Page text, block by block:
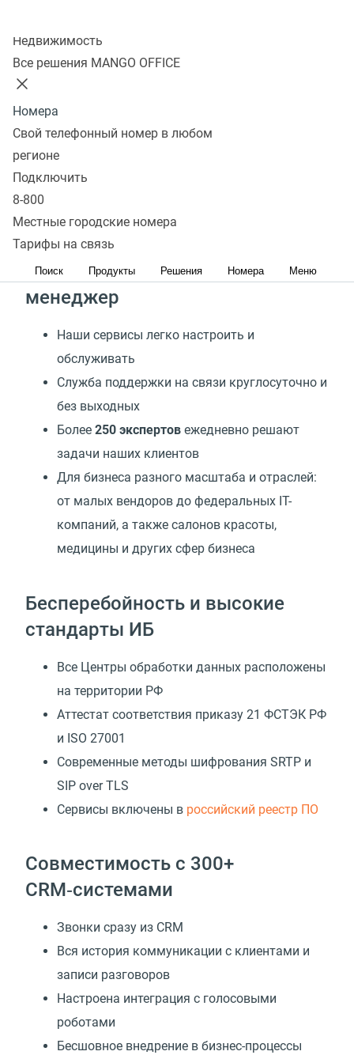
Недвижимость
Все решения MANGO OFFICE
Номера
Свой телефонный номер в любом
регионе
Подключить
8-800
Местные городские номера
Тарифы на связь
Поиск Продукты Решения Номера Меню
Подключайте Виртуальную
телефонию MANGO OFFICE
для быстрого
масштабирования
и безопасной работы
24/7 поддержка и персональный
менеджер
Наши сервисы легко настроить и
обслуживать
Служба поддержки на связи круглосуточно и
без выходных
Более 250 экспертов ежедневно решают
задачи наших клиентов
Для бизнеса разного масштаба и отраслей:
от малых вендоров до федеральных IT-
компаний, а также салонов красоты,
медицины и других сфер бизнеса
Бесперебойность и высокие
стандарты ИБ
Все Центры обработки данных расположены
на территории РФ
Аттестат соответствия приказу 21 ФСТЭК РФ
и ISO 27001
Современные методы шифрования SRTP и
SIP over TLS
Сервисы включены в российский реестр ПО
Совместимость с 300+
CRM‑системами
Звонки сразу из CRM
Вся история коммуникации с клиентами и
записи разговоров
Настроена интеграция с голосовыми
роботами
Бесшовное внедрение в бизнес-процессы